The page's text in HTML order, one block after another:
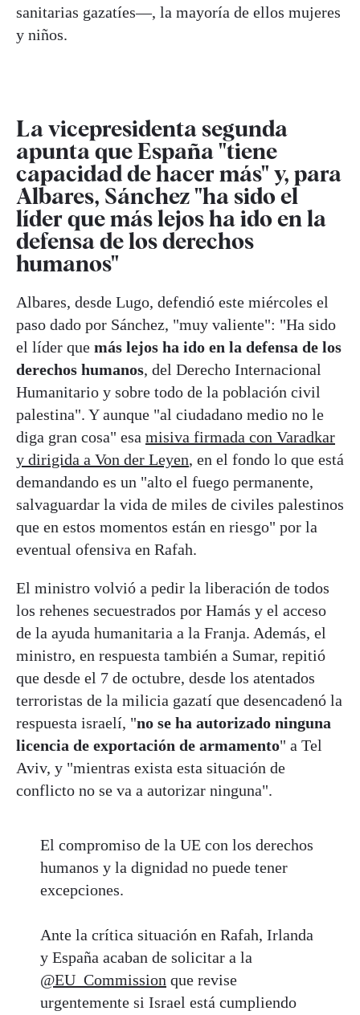
sanitarias gazatíes—, la mayoría de ellos mujeres
y niños.
La vicepresidenta segunda
apunta que España "tiene
capacidad de hacer más" y, para
Albares, Sánchez "ha sido el
líder que más lejos ha ido en la
defensa de los derechos
humanos"
Albares, desde Lugo, defendió este miércoles el
paso dado por Sánchez, "muy valiente": "Ha sido
el líder que más lejos ha ido en la defensa de los
derechos humanos, del Derecho Internacional
Humanitario y sobre todo de la población civil
palestina". Y aunque "al ciudadano medio no le
diga gran cosa" esa misiva firmada con Varadkar
y dirigida a Von der Leyen, en el fondo lo que está
demandando es un "alto el fuego permanente,
salvaguardar la vida de miles de civiles palestinos
que en estos momentos están en riesgo" por la
eventual ofensiva en Rafah.
El ministro volvió a pedir la liberación de todos
los rehenes secuestrados por Hamás y el acceso
de la ayuda humanitaria a la Franja. Además, el
ministro, en respuesta también a Sumar, repitió
que desde el 7 de octubre, desde los atentados
terroristas de la milicia gazatí que desencadenó la
respuesta israelí, "no se ha autorizado ninguna
licencia de exportación de armamento" a Tel
Aviv, y "mientras exista esta situación de
conflicto no se va a autorizar ninguna".
El compromiso de la UE con los derechos
humanos y la dignidad no puede tener
excepciones.
Ante la crítica situación en Rafah, Irlanda
y España acaban de solicitar a la
@EU_Commission que revise
urgentemente si Israel está cumpliendo